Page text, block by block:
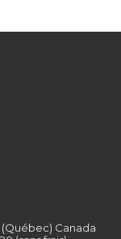
Canada